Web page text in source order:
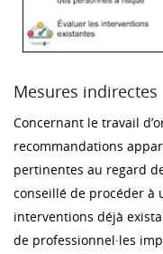
Mesures indirectes
Concernant le travail
recommandations
pertinentes au regard
conseillé de procéder à
interventions déjà
de professionnel·les